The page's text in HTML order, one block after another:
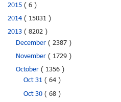
2015 ( 6 )
2014 ( 15031 )
2013 ( 8202 )
December ( 2387 )
November ( 1729 )
October ( 1356 )
Oct 31( 64 )
Oct 30( 68 )